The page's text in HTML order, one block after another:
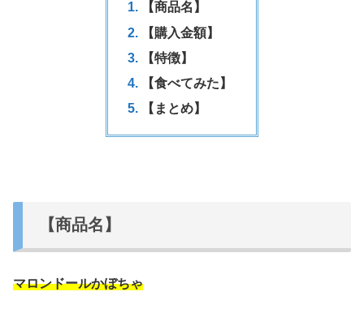
【商品名】
【購入金額】
【特徴】
【食べてみた】
【まとめ】
【商品名】
マロンドールかぼちゃ